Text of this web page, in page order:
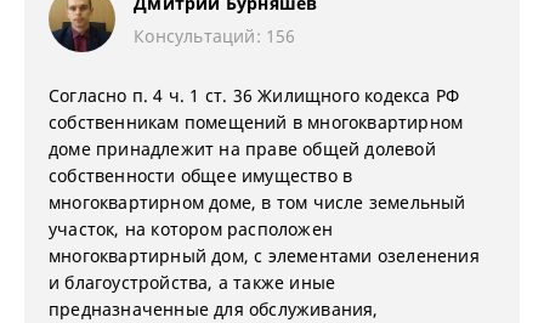
Консультаций: 156
Согласно п. 4 ч. 1 ст. 36 Жилищного кодекса РФ
собственникам помещений в многоквартирном
доме принадлежит на праве общей долевой
собственности общее имущество в
многоквартирном доме, в том числе земельный
участок, на котором расположен
многоквартирный дом, с элементами озеленения
и благоустройства, а также иные
предназначенные для обслуживания,